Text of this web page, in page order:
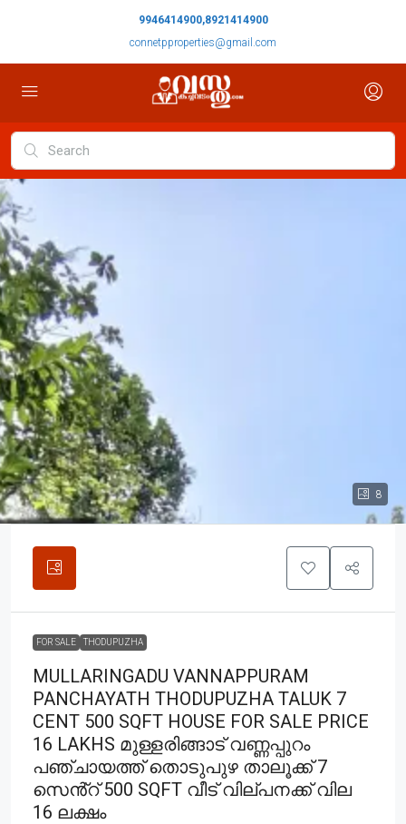
9946414900,8921414900
connetpproperties@gmail.com
8
FOR SALE THODUPUZHA
MULLARINGADU VANNAPPURAM
PANCHAYATH THODUPUZHA TALUK 7
CENT 500 SQFT HOUSE FOR SALE PRICE
16 LAKHS മുള്ളരിങ്ങാട് വണ്ണപ്പുറം
പഞ്ചായത്ത് തൊടുപുഴ താലൂക്ക് 7
സെൻ്റ് 500 SQFT വീട് വില്പനക്ക് വില
16 ലക്ഷം